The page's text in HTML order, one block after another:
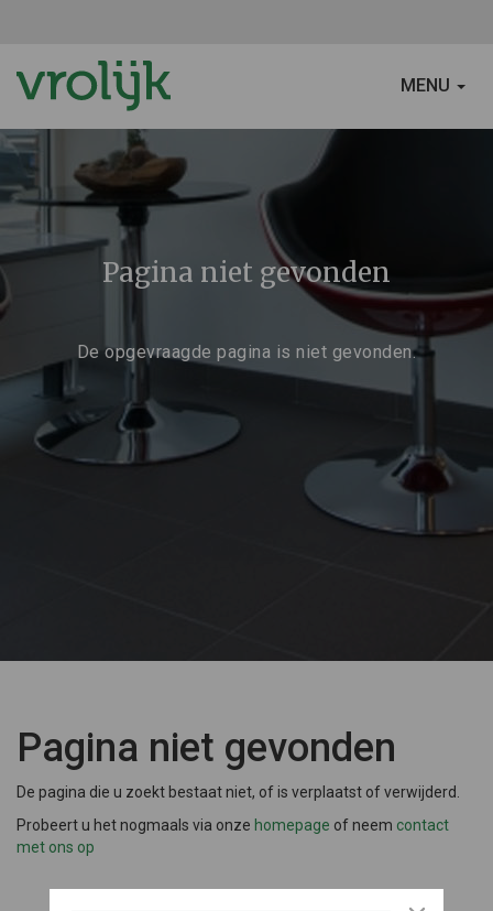
SCHAKEL
MENU
Pagina niet gevonden
De opgevraagde pagina is niet gevonden.
Pagina niet gevonden
De pagina die u zoekt bestaat niet, of is verplaatst of verwijderd.
Probeert u het nogmaals via onze homepage of neem contact
met ons op